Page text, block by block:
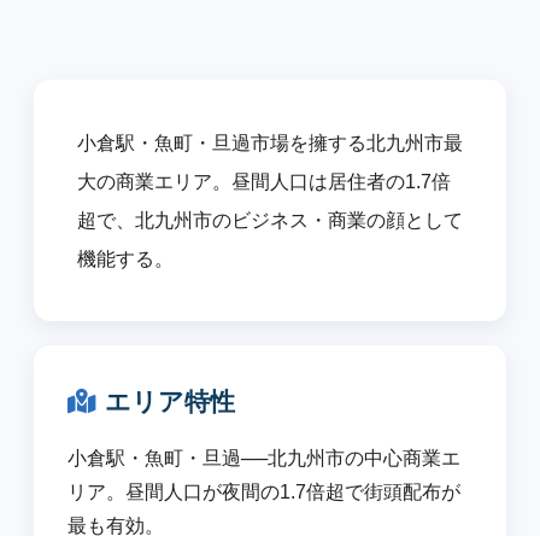
小倉駅・魚町・旦過市場を擁する北九州市最
大の商業エリア。昼間人口は居住者の1.7倍
超で、北九州市のビジネス・商業の顔として
機能する。
エリア特性
小倉駅・魚町・旦過──北九州市の中心商業エ
リア。昼間人口が夜間の1.7倍超で街頭配布が
最も有効。